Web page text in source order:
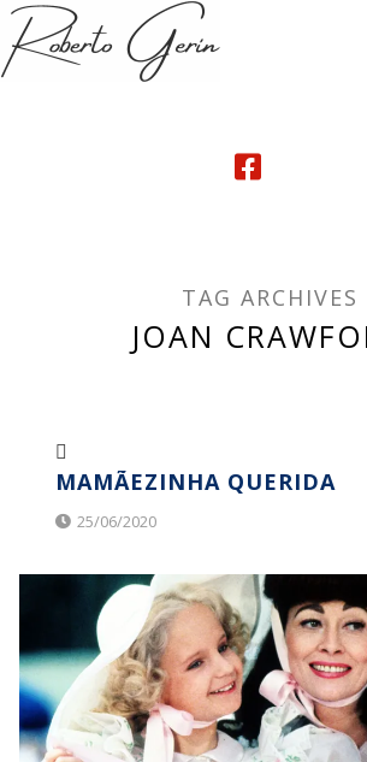
TAG ARCHIVES
JOAN
MAMÃEZINHA QUERIDA
25/06/2020